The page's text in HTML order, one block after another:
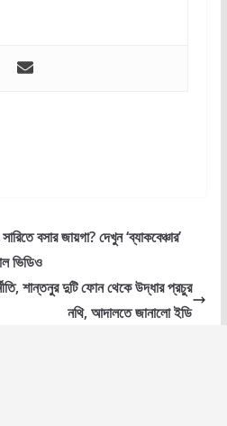
বসার জায়গা? দেখুন ‘ব্যাকবেঞ্চার’
ভিডিও
শান্তনুর দুটি ফোন থেকে উদ্ধার প্রচুর
নথি, আদালতে জানালো ইডি